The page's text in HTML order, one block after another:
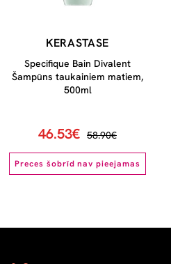
KERASTASE
Specifique Bain Divalent
Šampūns taukainiem matiem,
500ml
46.53€ 58.90€
Preces šobrīd nav pieejamas